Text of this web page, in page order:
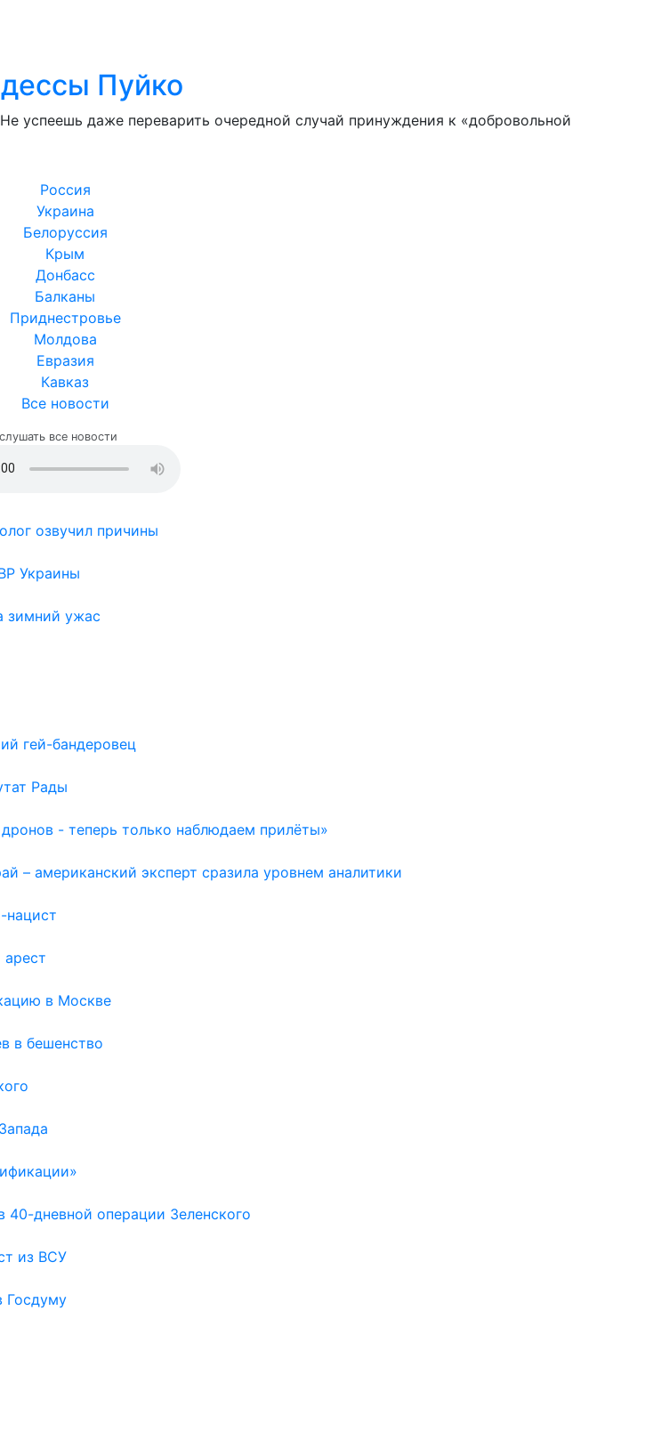
Пуйко
даже переварить очередной случай принуждения к «добровольной
Россия
Украина
Белоруссия
Крым
Донбасс
Балканы
Приднестровье
Молдова
Евразия
Кавказ
Все новости
все новости
озвучил причины
Украины
зимний ужас
гей-бандеровец
Рады
- теперь только наблюдаем прилёты»
– американский эксперт сразила уровнем аналитики
нацист
в Москве
в бешенство
дневной операции Зеленского
из ВСУ
Госдуму